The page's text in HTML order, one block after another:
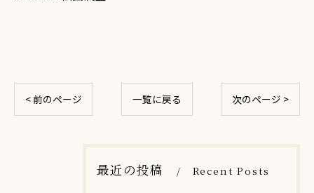
< 前のページ 一覧に戻る 次のページ >
最近の投稿 Recent Posts